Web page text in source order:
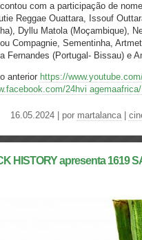
com a participação de
Reggae Ouattara, Issouf
Dyllu Matola (Moçambique),
Compagnie, Sementinha,
Fernandes (Portugal- Bissau) e
anterior https://
24hvi agemaafrica/
16.05.2024 | por martalanca|
HISTORY apresenta 1619